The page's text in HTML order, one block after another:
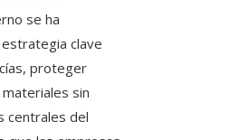
se ha
clave
proteger
sin
centrales del